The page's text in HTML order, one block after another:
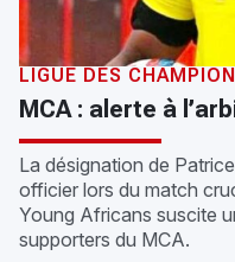
LIGUE DES
MCA : alerte à
La désignation de
officier lors du match
Young Africans suscite
supporters du MCA.